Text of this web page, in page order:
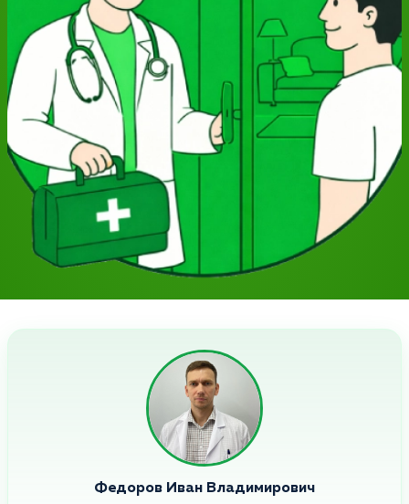
Федоров Иван Владимирович